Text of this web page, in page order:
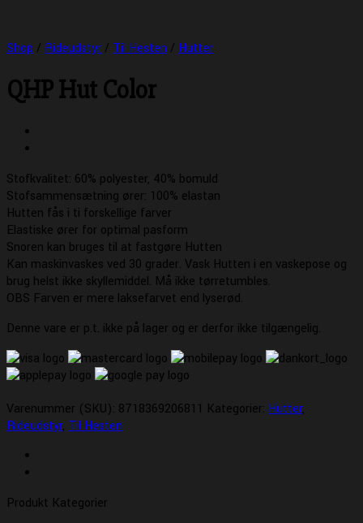
Shop / Rideudstyr / Til Hesten / Hutter
QHP Hut Color
Stofkvalitet: 60% polyester, 40% bomuld
Stofsammensætning ører: 100% elastan
Hutten fås i ti forskellige farver
Elastiske ører for optimal pasform
Snoren kan bruges til at fastgøre Hutten
Kan maskinvaskes ved 30 grader. Vask Hutten i en vaskepose og
brug helst ikke skyllemiddel. Må ikke tørretumbles.
OBS Farven er mere laksefarvet end lyserød.
Denne vare er p.t. ikke på lager og er derfor ikke tilgængelig.
Varenummer (SKU): 8718369206811 Kategorier: Hutter,
Rideudstyr, Til Hesten
Produkt Kategorier